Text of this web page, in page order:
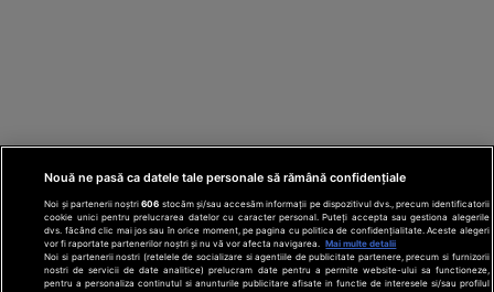
Din rețeaua Adevărul Holding:Adevarul.ro
Nouă ne pasă ca datele tale personale să rămână confidențiale
Noi și partenerii noștri606 stocăm și/sau accesăm informații pe dispozitivul dvs., precum identificatorii
cookie unici pentru prelucrarea datelor cu caracter personal. Puteți accepta sau gestiona alegerile
dvs. făcând clic mai jos sau în orice moment, pe pagina cu politica de confidențialitate. Aceste alegeri
vor fi raportate partenerilor noștri și nu vă vor afecta navigarea.
Mai multe detalii
Noi si partenerii nostri (retelele de socializare si agentiile de publicitate partenere, precum si furnizorii
nostri de servicii de date analitice) prelucram date pentru a permite website-ului sa functioneze,
pentru a personaliza continutul si anunturile publicitare afisate in functie de interesele si/sau profilul